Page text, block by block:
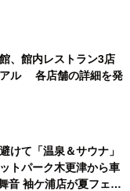
、館内レストラン3店
ル 各店舗の詳細を発
けて「温泉＆サウナ」
トパーク木更津から車
袖ケ浦店が夏フェア